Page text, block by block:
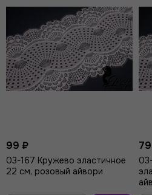
99 ₽
03-167 Кружево эластичное
22 см, розовый айвори